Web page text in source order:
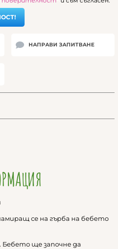
НАПРАВИ ЗАПИТВАНЕ
се на гърба на бебето
ще започне да